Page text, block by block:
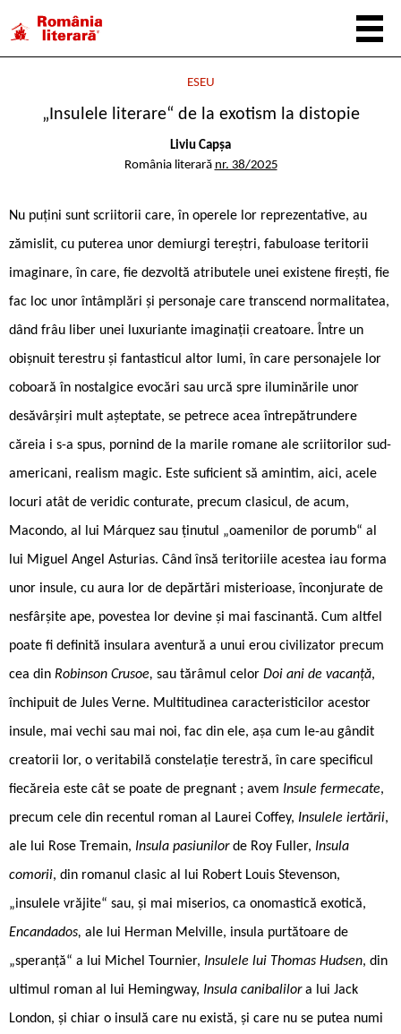
ESEU
„Insulele literare“ de la exotism la distopie
Liviu Capșa
România literară nr. 38/2025
Nu puțini sunt scriitorii care, în operele lor reprezentative, au
zămislit, cu puterea unor demiurgi tereștri, fabuloase teritorii
imaginare, în care, fie dezvoltă atributele unei existene firești, fie
fac loc unor întâmplări și personaje care transcend normalitatea,
dând frâu liber unei luxuriante imaginații creatoare. Între un
obișnuit terestru și fantasticul altor lumi, în care personajele lor
coboară în nostalgice evocări sau urcă spre iluminările unor
desăvârșiri mult așteptate, se petrece acea întrepătrundere
căreia i s-a spus, pornind de la marile romane ale scriitorilor sud-
americani, realism magic. Este suficient să amintim, aici, acele
locuri atât de veridic conturate, precum clasicul, de acum,
Macondo, al lui Márquez sau ținutul „oamenilor de porumb“ al
lui Miguel Angel Asturias. Când însă teritoriile acestea iau forma
unor insule, cu aura lor de depărtări misterioase, înconjurate de
nesfârșite ape, povestea lor devine și mai fascinantă. Cum altfel
poate fi definită insulara aventură a unui erou civilizator precum
cea din Robinson Crusoe, sau tărâmul celor Doi ani de vacanță,
închipuit de Jules Verne. Multitudinea caracteristicilor acestor
insule, mai vechi sau mai noi, fac din ele, așa cum le-au gândit
creatorii lor, o veritabilă constelație terestră, în care specificul
fiecăreia este cât se poate de pregnant ; avem Insule fermecate,
precum cele din recentul roman al Laurei Coffey, Insulele iertării,
ale lui Rose Tremain, Insula pasiunilorde Roy Fuller, Insula
comorii, din romanul clasic al lui Robert Louis Stevenson,
„insulele vrăjite“ sau, și mai miserios, ca onomastică exotică,
Encandados, ale lui Herman Melville, insula purtătoare de
„speranță“ a lui Michel Tournier, Insulele lui Thomas Hudsen, din
ultimul roman al lui Hemingway, Insula canibalilora lui Jack
London, și chiar o insulă care nu există, și care nu se putea numi